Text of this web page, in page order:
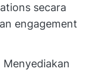
secara
engagement
Menyediakan